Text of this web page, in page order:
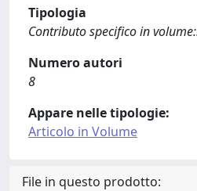
Tipologia
Contributo specifico in
Numero autori
8
Appare nelle tipologie:
Articolo in Volume
File in questo prodotto: